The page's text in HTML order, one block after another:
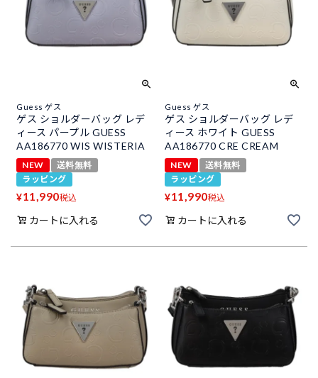
Guess ゲス
ゲス ショルダーバッグ レデ
ィース パープル GUESS
AA186770 WIS WISTERIA
NEW
送料無料
ラッピング
¥11,990税込
カートに入れる
Guess ゲス
ゲス ショルダーバッグ レデ
ィース ホワイト GUESS
AA186770 CRE CREAM
NEW
送料無料
ラッピング
¥11,990税込
カートに入れる